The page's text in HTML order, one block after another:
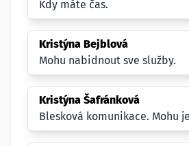
Kdy máte čas.
Kristýna Bejblová
Mohu nabidnout sve služby.
Kristýna Šafránková
Blesková komunikace. Mohu